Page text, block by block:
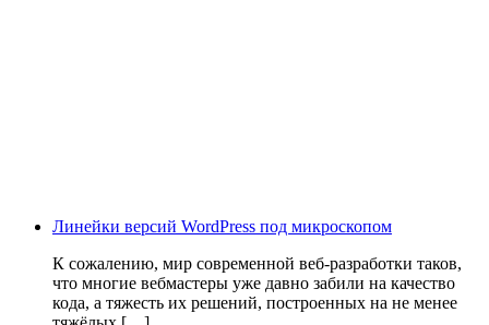
Линейки версий WordPress под микроскопом
К сожалению, мир современной веб-разработки таков,
что многие вебмастеры уже давно забили на качество
кода, а тяжесть их решений, построенных на не менее